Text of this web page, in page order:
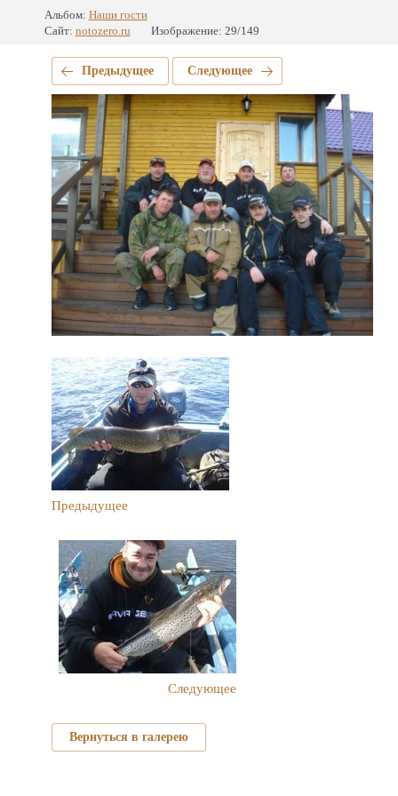
Альбом: Наши гости
Сайт: notozero.ru Изображение: 29/149
Предыдущее Следующее
Предыдущее
Следующее
Вернуться в галерею